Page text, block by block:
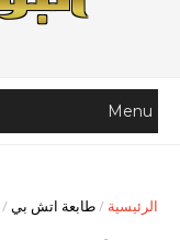
الرئيسية /طابعة اتش بي/